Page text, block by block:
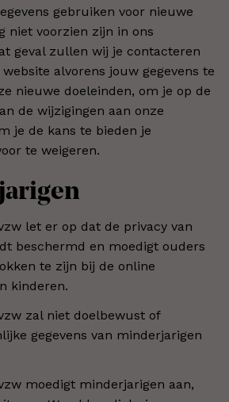
gebruiken voor nieuwe
niet voorzien zijn in ons
geval zullen wij je contacteren
alvorens jouw gegevens te
nieuwe doeleinden, om je op de
de wijzigingen aan onze
je de kans te bieden je
te weigeren.
let er op dat de privacy van
beschermd en moedigt ouders
te zijn bij de online
kinderen.
zal niet doelbewust of
gegevens van minderjarigen
moedigt minderjarigen aan,